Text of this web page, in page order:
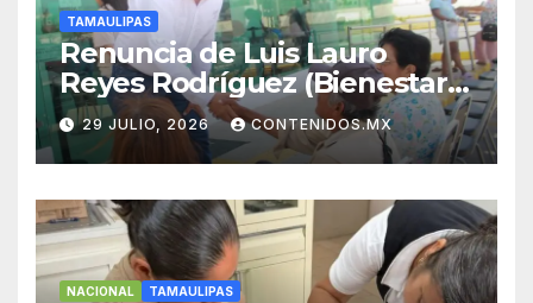
TAMAULIPAS
Renuncia de Luis Lauro
Reyes Rodríguez (Bienestar
Tamaulipas)
29 JULIO, 2026 CONTENIDOS.MX
NACIONAL TAMAULIPAS